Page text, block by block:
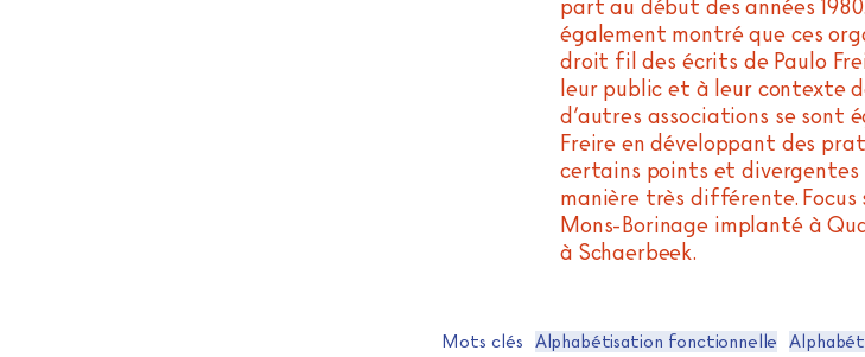
part au début des années
également montré que ces
droit fil des écrits de Paulo
leur public et à leur contexte
d’autres associations se sont
Freire en développant des
certains points et divergentes
manière très différente. Focus
Mons-Borinage implanté à
à Schaerbeek.
Mots clés Alphabétisation fonctionnelle